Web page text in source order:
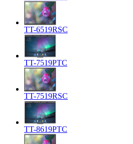
TT-6519RSC
TT-7519PTC
TT-7519RSC
TT-8619PTC